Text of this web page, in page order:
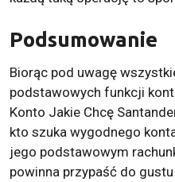
Podsumowanie
Biorąc pod uwagę
podstawowych funkcji
Konto Jakie Chcę
kto szuka wygodnego
jego podstawowym
powinna przypaść do